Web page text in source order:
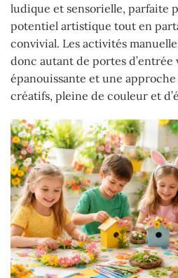
ludique et sensorielle, parfaite
potentiel artistique tout en
convivial. Les activités
donc autant de portes
épanouissante et une
créatifs, pleine de couleur et